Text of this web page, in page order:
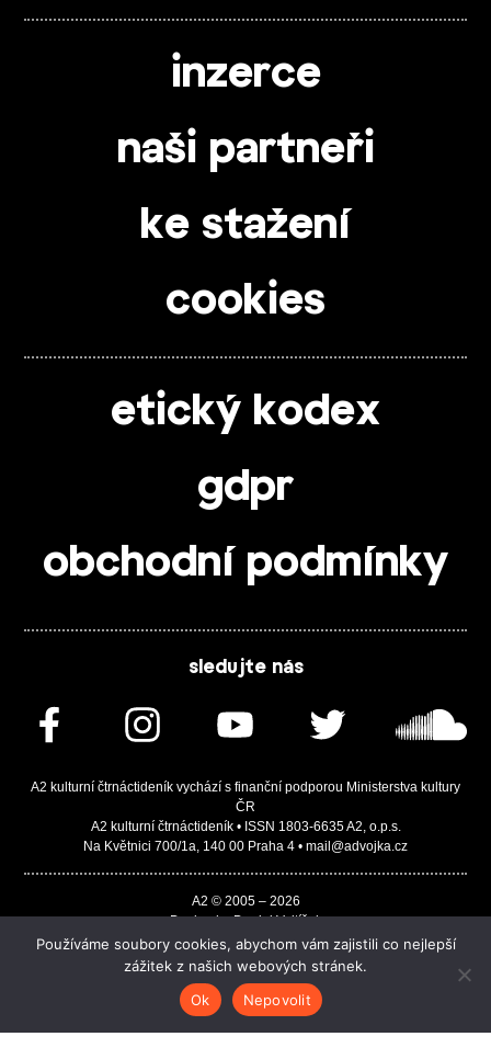
inzerce
naši partneři
ke stažení
cookies
etický kodex
gdpr
obchodní podmínky
sledujte nás
A2 kulturní čtrnáctideník vychází s finanční podporou Ministerstva kultury
ČR
A2 kulturní čtrnáctideník • ISSN 1803-6635 A2, o.p.s.
Na Květnici 700/1a, 140 00 Praha 4 • mail@advojka.cz
A2 © 2005 – 2026
Design by Daniel Vojtíšek
Built by JASA-IT & ChSoft
Používáme soubory cookies, abychom vám zajistili co nejlepší
zážitek z našich webových stránek.
Ok
Nepovolit